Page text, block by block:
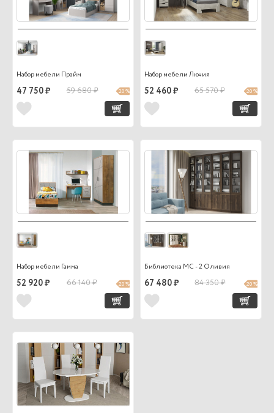
Набор мебели Прайм
47 750 ₽ 59 680 ₽ 20 %
Набор мебели Лючия
52 460 ₽ 65 570 ₽ 20 %
Набор мебели Гамма
52 920 ₽ 66 140 ₽ 20 %
Библиотека МС - 2 Оливия
67 480 ₽ 84 350 ₽ 20 %